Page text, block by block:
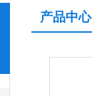
产品中心